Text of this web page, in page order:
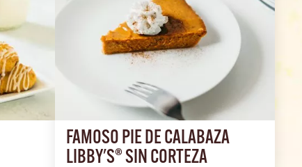
FAMOSO PIE DE CALABAZA
LIBBY'S® SIN CORTEZA